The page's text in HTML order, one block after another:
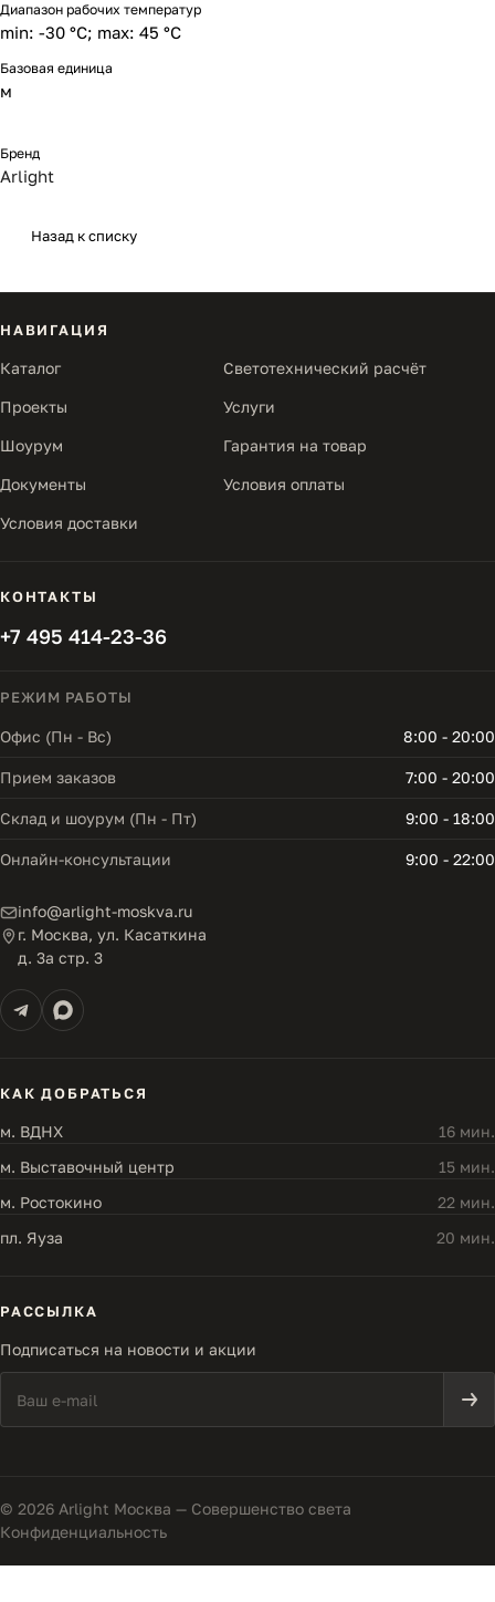
Диапазон рабочих температур
min: -30 °C; max: 45 °C
Базовая единица
м
Бренд
Arlight
Назад к списку
НАВИГАЦИЯ
Каталог Светотехнический расчёт
Проекты Услуги
Шоурум Гарантия на товар
Документы Условия оплаты
Условия доставки
КОНТАКТЫ
+7 495 414-23-36
РЕЖИМ РАБОТЫ
Офис (Пн - Вс) 8:00 - 20:00
Прием заказов 7:00 - 20:00
Склад и шоурум (Пн - Пт) 9:00 - 18:00
Онлайн-консультации 9:00 - 22:00
info@arlight-moskva.ru
г. Москва, ул. Касаткина
д. 3а стр. 3
КАК ДОБРАТЬСЯ
м. ВДНХ
16 мин.
м. Выставочный центр
15 мин.
м. Ростокино
22 мин.
пл. Яуза
20 мин.
РАССЫЛКА
Подписаться на новости и акции
© 2026 Arlight Москва — Совершенство света
Конфиденциальность